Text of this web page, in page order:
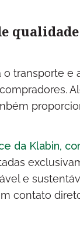
qualidade
o transporte
da Klabin,
e
contato